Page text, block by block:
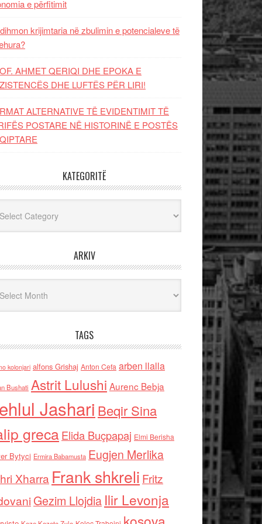
e përfitimit
krijimtaria në zbulimin e potencialeve të
AHMET QERIQI DHE EPOKA E
DHE LUFTЁS PЁR LIRI!
ALTERNATIVE TË EVIDENTIMIT TË
POSTARE NË HISTORINË E POSTËS
KATEGORITË
ARKIV
TAGS
kolonjari alfons Grishaj Anton Cefa arben llalla
Bushati Astrit Lulushi Aurenc Bebja
Jashari Beqir Sina
grecaElida Buçpapaj Elmi Berisha
Bytyci Ermira Babamusta Eugjen Merlika
Xharra Frank shkreli Fritz
Gezim Llojdia Ilir Levonja